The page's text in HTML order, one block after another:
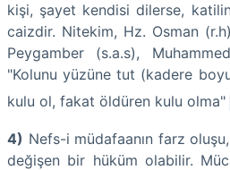
kişi, şayet kendisi dilerse,
caizdir. Nitekim, Hz. Osman
Peygamber (s.a.s),
"Kolunu yüzüne tut (kadere
kulu ol, fakat öldüren kulu olma"
4) Nefs-i müdafaanın farz
değişen bir hüküm olabilir.